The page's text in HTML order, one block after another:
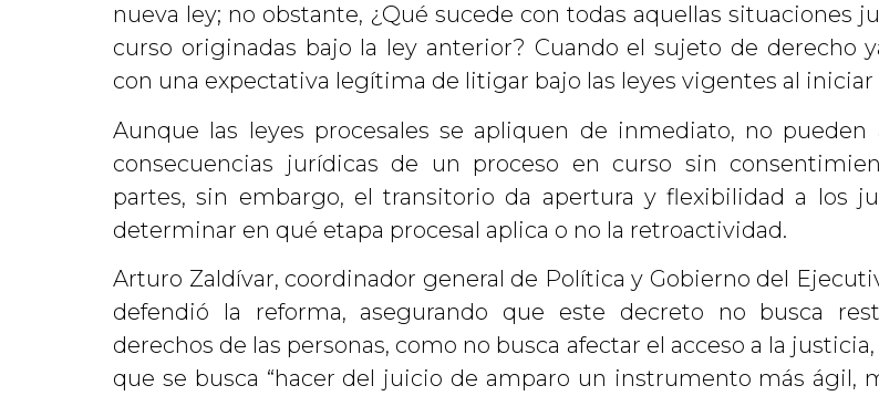
nueva ley; no obstante, ¿Qué sucede con todas aquellas situaciones
curso originadas bajo la ley anterior? Cuando el sujeto de derecho
con una expectativa legítima de litigar bajo las leyes vigentes al iniciar
Aunque las leyes procesales se apliquen de inmediato, no pueden
consecuencias jurídicas de un proceso en curso sin
partes, sin embargo, el transitorio da apertura y flexibilidad a los
determinar en qué etapa procesal aplica o no la retroactividad.
Arturo Zaldívar, coordinador general de Política y Gobierno del
defendió la reforma, asegurando que este decreto no busca
derechos de las personas, como no busca afectar el acceso a la
que se busca “hacer del juicio de amparo un instrumento más ágil,